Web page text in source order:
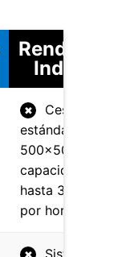
Industrial
✖
Cesta
estándar de
500×500 mm
capacidad de
hasta 30 cestas
por hora.
✖
Sistema de